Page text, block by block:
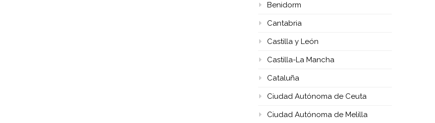
Benidorm
Cantabria
Castilla y León
Castilla-La Mancha
Cataluña
Ciudad Autónoma de Ceuta
Ciudad Autónoma de Melilla